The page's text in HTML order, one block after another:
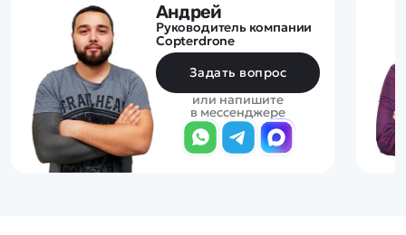
Андрей
Руководитель компании
Copterdrone
Задать вопрос
или напишите
в мессенджере